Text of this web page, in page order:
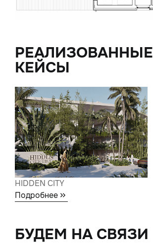
РЕАЛИЗОВАННЫЕ
КЕЙСЫ
HIDDEN CITY
Подробнее
БУДЕМ НА СВЯЗИ